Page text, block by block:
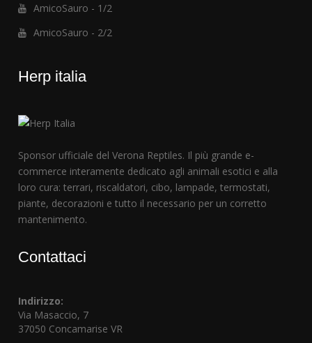
AmicoSauro - 1/2
AmicoSauro - 2/2
Herp italia
Sponsor ufficiale del Verona Reptiles. Il più grande e-
commerce interamente dedicato agli animali esotici e alla
loro cura: terrari, riscaldatori, cibo, lampade, termostati,
piante, decorazioni e tutto il necessario per un corretto
mantenimento.
Contattaci
Indirizzo:
Via Masaccio, 7
37050 Concamarise VR